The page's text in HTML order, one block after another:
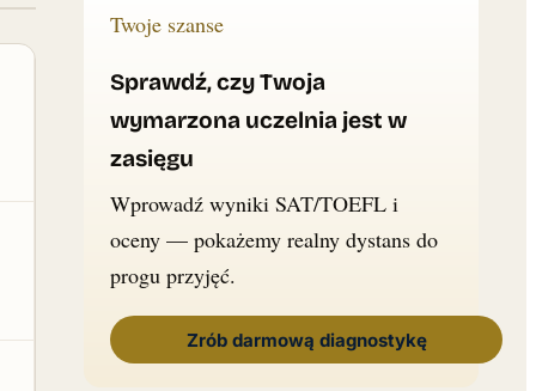
Twoje szanse
Sprawdź, czy Twoja
wymarzona uczelnia jest w
zasięgu
Wprowadź wyniki SAT/TOEFL i
oceny — pokażemy realny dystans do
progu przyjęć.
Zrób darmową diagnostykę